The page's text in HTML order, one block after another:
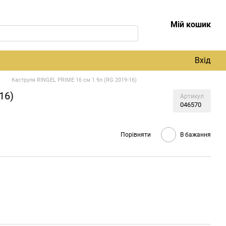
Мій кошик
Вхід
Каструля RINGEL PRIME 16 см 1.9л (RG 2019-16)
Артикул
046570
Порівняти В бажання